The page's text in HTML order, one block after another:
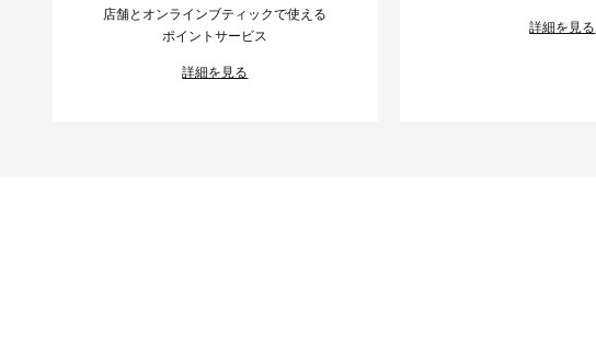
店舗とオンラインブティックで使える
ポイントサービス
詳細を見る
詳細を見る